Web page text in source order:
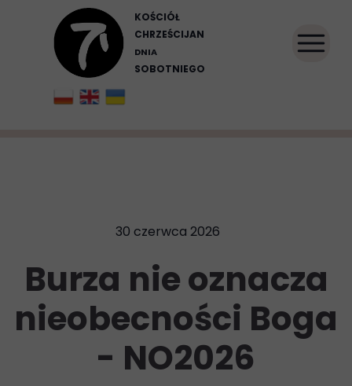
KOŚCIÓŁ
CHRZEŚCIJAN
DNIA
SOBOTNIEGO
30 czerwca 2026
Burza nie oznacza
nieobecności Boga
- NO2026